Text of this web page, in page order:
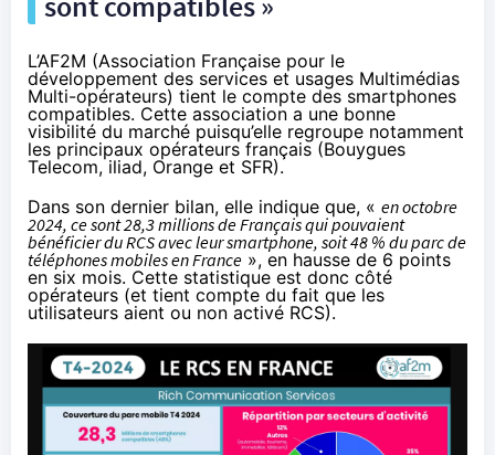
L’AF2M (Association Française pour le
développement des services et usages Multimédias
Multi-opérateurs) tient le compte des smartphones
compatibles. Cette association a une bonne
visibilité du marché puisqu’elle regroupe notamment
les principaux opérateurs français (Bouygues
Telecom, iliad, Orange et SFR).
Dans son dernier bilan, elle indique que, « en octobre
2024, ce sont 28,3 millions de Français qui pouvaient
bénéficier du RCS avec leur smartphone, soit 48 % du parc de
téléphones mobiles en France », en hausse de 6 points
en six mois. Cette statistique est donc côté
opérateurs (et tient compte du fait que les
utilisateurs aient ou non activé RCS).